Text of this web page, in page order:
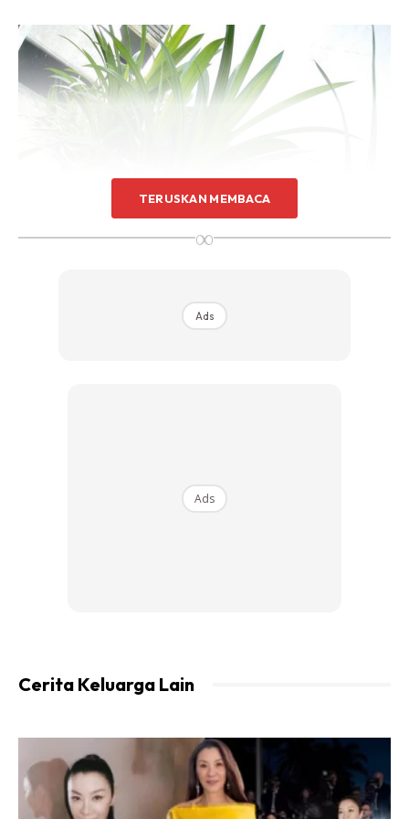
Tanam pandan dalam pasu je..cukup baja air gemuk la
TERUSKAN MEMBACA
∞
Ads
Ads
Cerita Keluarga Lain